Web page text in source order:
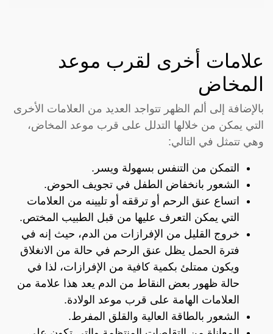
علامات أخرى لقرب موعد
المخاض
بالإضافة إلى ألم الظهر تتواجد العديد من العلامات الأخرى
التي يمكن من خلالها التدلل على قرب موعد المخاض،
وهي تتمثل في التالي:
التمكن من التنفس بسهولة ويسر.
الشعور بانخفاض الطفل في تجويف الحوض.
اتساع عنق الرحم أو ترققه أو تليينه من العلامات
التي يمكن التعرف عليها من قبل الطبيب المختص.
خروج القليل من الإفرازات من الدم، حيث إنه في
فترة الحمل يظل عنق الرحم في حالة من الانغلاق
ويكون ممتلئ بكمية كافية من الإفرازات، لذا في
حالة ظهور بعض النقاط من الدم يعد هذا علامة من
العلامات الهامة على قرب موعد الولادة.
الشعور بالطاقة العالية والقلق المفرط.